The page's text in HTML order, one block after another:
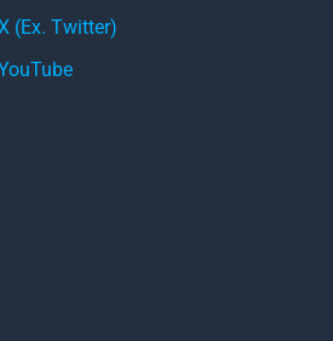
(Ex. Twitter)